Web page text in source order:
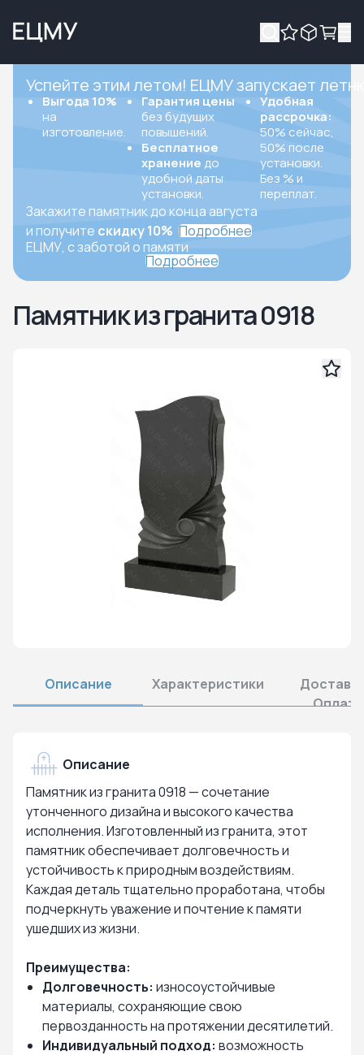
Успейте этим летом! ЕЦМУ запускает
Выгода 10%
на
изготовление.
Гарантия цены
без будущих
повышений.
Бесплатное
хранение до
удобной даты
установки.
Удобная
рассрочка:
50% сейчас,
50% после
установки.
Без % и
переплат.
Закажите памятник до конца августа
и получите скидку 10% Подробнее
ЕЦМУ, с заботой о памяти
Подробнее
Памятник из гранита 0918
Описание Характеристики
Оплата
Описание
Памятник из гранита 0918 — сочетание
утонченного дизайна и высокого качества
исполнения. Изготовленный из гранита, этот
памятник обеспечивает долговечность и
устойчивость к природным воздействиям.
Каждая деталь тщательно проработана, чтобы
подчеркнуть уважение и почтение к памяти
ушедших из жизни.
Преимущества:
Долговечность: износоустойчивые
материалы, сохраняющие свою
первозданность на протяжении десятилетий.
Индивидуальный подход: возможность